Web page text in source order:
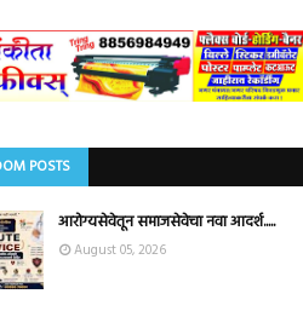
POSTS
आरोग्यसेवेतून समाजसेवेचा नवा आदर्श.....
August 05, 2026